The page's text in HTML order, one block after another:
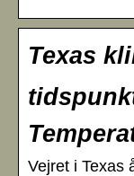
Texas
Vejret i Texas